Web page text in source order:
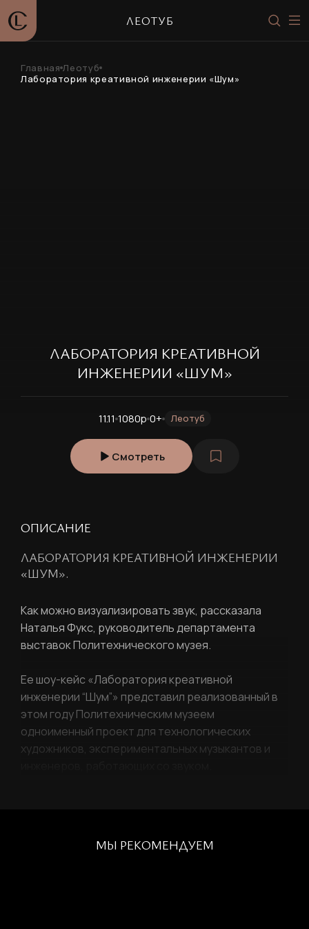
ЛЕОТУБ
Главная Леотуб
Лаборатория креативной инженерии «Шум»
ЛАБОРАТОРИЯ КРЕАТИВНОЙ
ИНЖЕНЕРИИ «ШУМ»
11.11 1080p 0+ Леотуб
Смотреть
ОПИСАНИЕ
ЛАБОРАТОРИЯ КРЕАТИВНОЙ ИНЖЕНЕРИИ
«ШУМ».
Как можно визуализировать звук, рассказала
Наталья Фукс, руководитель департамента
выставок Политехнического музея.
Ее шоу-кейс «Лаборатория креативной
инженерии “Шум”» представил реализованный в
этом году Политехническим музеем
одноименный проект для технологических
художников, экспериментальных музыкантов и
МЫ РЕКОМЕНДУЕМ
Ваш email
Ваше имя